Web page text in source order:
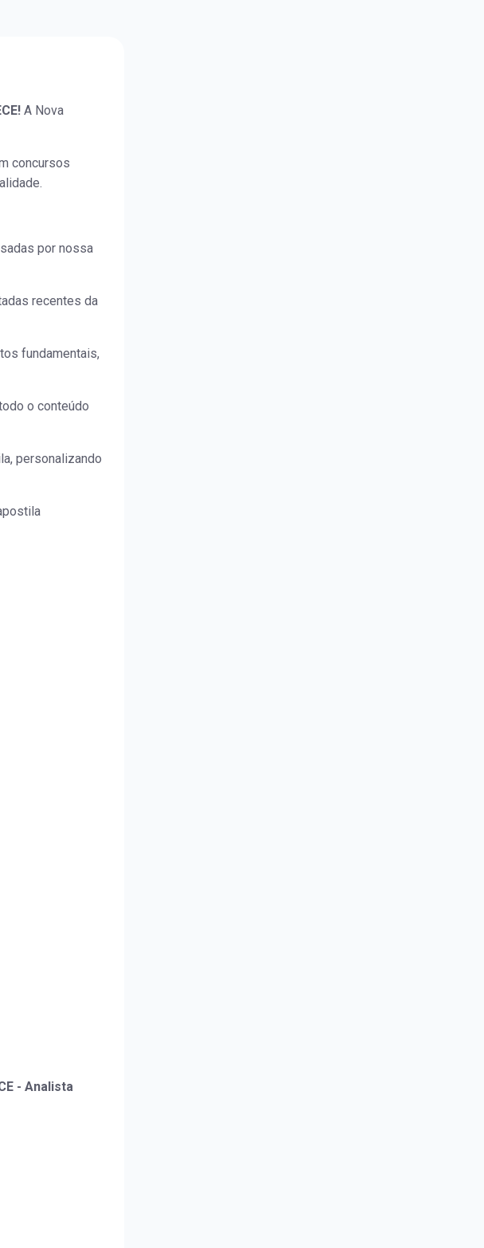
A Nova
concursos
por nossa
recentes da
fundamentais,
o conteúdo
personalizando
- Analista